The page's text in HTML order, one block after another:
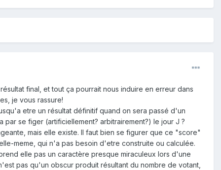
final, et tout ça pourrait nous induire en erreur dans
je vous rassure!
etre un résultat définitif quand on sera passé d'un
se figer (artificiellement? arbitrairement?) le jour J ?
mais elle existe. Il faut bien se figurer que ce "score"
meme, qui n'a pas besoin d'etre construite ou calculée.
elle pas un caractère presque miraculeux lors d'une
pas qu'un obscur produit résultant du nombre de votant,